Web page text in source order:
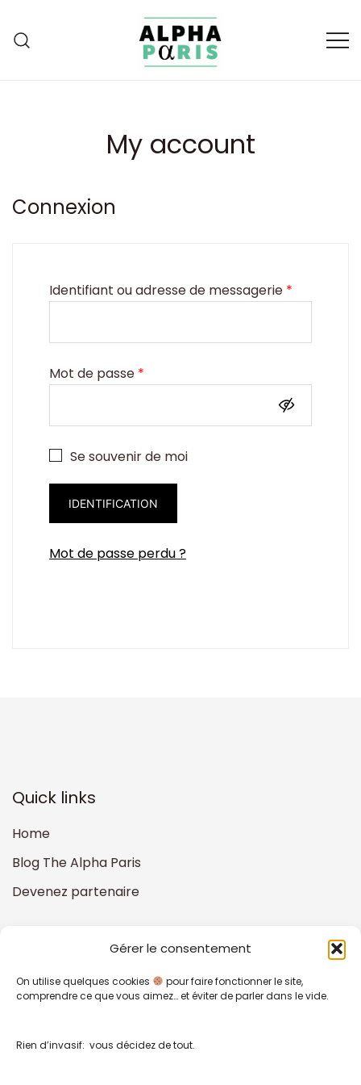
Gérer le consentement
On utilise quelques cookies
pour faire fonctionner le site,
comprendre ce que vous aimez… et éviter de parler dans le vide.
Rien d’invasif: vous décidez de tout.
content
My account
Connexion
Identifiant ou adresse de messagerie *
Mot de passe *
Se souvenir de moi
IDENTIFICATION
Mot de passe perdu ?
Quick links
Home
Blog The Alpha Paris
Devenez partenaire
Politique de confidentialité
Mentions légales